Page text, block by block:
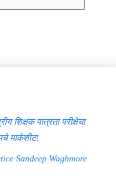
शिक्षक पात्रता परीक्षेचा
मार्कशीट!
Sandeep Waghmore